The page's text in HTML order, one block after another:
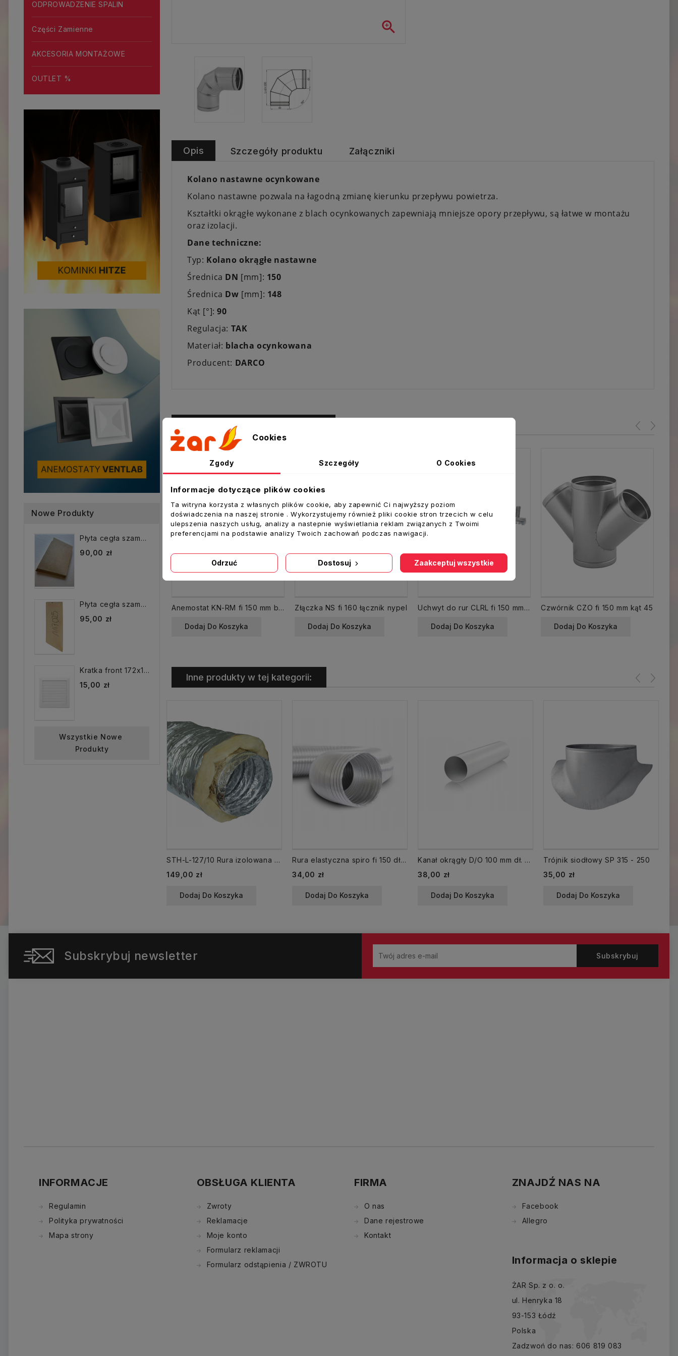
ODPROWADZENIE SPALIN
Części Zamienne
AKCESORIA MONTAŻOWE
OUTLET %
Nowe Produkty
Płyta cegła szamotowa...
90,00 zł
Płyta cegła szamotowa...
95,00 zł
Kratka front 172x172 mm...
15,00 zł
Wszystkie Nowe
Produkty

Opis Szczegóły produktu Załączniki
Kolano nastawne ocynkowane
Kolano nastawne pozwala na łagodną zmianę kierunku przepływu powietrza.
Kształtki okrągłe wykonane z blach ocynkowanych zapewniają mniejsze opory przepływu, są łatwe w montażu
oraz izolacji.
Dane techniczne:
Typ: Kolano okrągłe nastawne
Średnica DN [mm]: 150
Średnica Dw [mm]: 148
Kąt [°]:90
Regulacja: TAK
Materiał: blacha ocynkowana
Producent: DARCO
Sprzedaż krzyżowa produktów
Anemostat KN-RM fi 150 mm biały nawiewny
Dodaj Do Koszyka
Złączka NS fi 160 łącznik nypel
Dodaj Do Koszyka
Uchwyt do rur CLRL fi 150 mm obejma z uszczelką
Dodaj Do Koszyka
Czwórnik CZO fi 150 mm kąt 45
Dodaj Do Koszyka
Inne produkty w tej kategorii:
STH-L-127/10 Rura izolowana SONOTHERM LIGHT fi 125/ 10 mb Termoflex 140°C
Cena
149,00 zł
Dodaj Do Koszyka
Rura elastyczna spiro fi 150 dł. 3 m aluminiowa
Cena
34,00 zł
Dodaj Do Koszyka
Kanał okrągły D/O 100 mm dł. 1,5 m rura
Cena
38,00 zł
Dodaj Do Koszyka
Trójnik siodłowy SP 315 - 250
Cena
35,00 zł
Dodaj Do Koszyka
Subskrybuj newsletter
INFORMACJE
Regulamin
Polityka prywatności
Mapa strony
OBSŁUGA KLIENTA
Zwroty
Reklamacje
Moje konto
Formularz reklamacji
Formularz odstąpienia / ZWROTU
FIRMA
O nas
Dane rejestrowe
Kontakt
ZNAJDŹ NAS NA
Facebook
Allegro
Informacja o sklepie
ŻAR Sp. z o. o.
ul. Henryka 18
93-153 Łódź
Polska
Zadzwoń do nas: 606 819 083
Cookies
Zgody Szczegóły O Cookies
Informacje dotyczące plików cookies
Ta witryna korzysta z własnych plików cookie, aby zapewnić Ci najwyższy poziom
doświadczenia na naszej stronie . Wykorzystujemy również pliki cookie stron trzecich w celu
ulepszenia naszych usług, analizy a nastepnie wyświetlania reklam związanych z Twoimi
preferencjami na podstawie analizy Twoich zachowań podczas nawigacji.
Odrzuć Dostosuj Zaakceptuj wszystkie